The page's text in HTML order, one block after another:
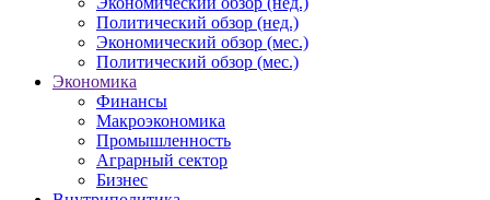
Политический обзор (нед.)
Экономический обзор (мес.)
Политический обзор (мес.)
Экономика
Финансы
Макроэкономика
Промышленность
Аграрный сектор
Бизнес